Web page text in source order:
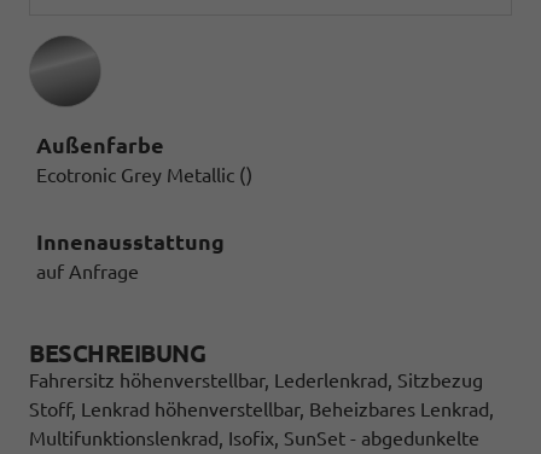
Außenfarbe
Ecotronic Grey Metallic ()
Innenausstattung
auf Anfrage
BESCHREIBUNG
Fahrersitz höhenverstellbar, Lederlenkrad, Sitzbezug
Stoff, Lenkrad höhenverstellbar, Beheizbares Lenkrad,
Multifunktionslenkrad, Isofix, SunSet - abgedunkelte